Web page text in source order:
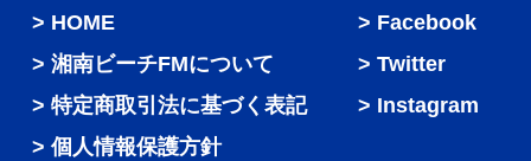
HOME
湘南ビーチFMについて
特定商取引法に基づく表記
個人情報保護方針
Facebook
Twitter
Instagram